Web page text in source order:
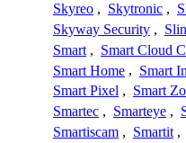
Skyreo , Skytronic ,
Skyway Security ,
Smart , Smart Cloud
Smart Home , Smart
Smart Pixel , Smart
Smartec , Smarteye ,
Smartiscam , Smartit ,